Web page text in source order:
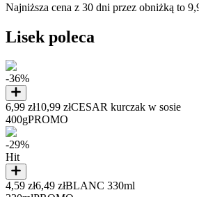
Najniższa cena z 30 dni przez obniżką to
Lisek poleca
-36%
6,99 zł10,99 złCESAR kurczak w sosie
400gPROMO
-29%
Hit
4,59 zł6,49 złBLANC 330ml